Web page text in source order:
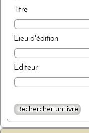
Titre
Lieu d'édition
Editeur